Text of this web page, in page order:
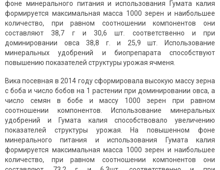
фоне минерального питания и использования Гумата калия
формируется максимальная масса 1000 зерен и наибольшее
количество, при равном соотношении компонентов они
составляют 38,7 г и 30,6 шт. соответственно и при
доминировании овса 38,8 г. и 25,9 шт. Использование
минеральных удобрений и биопрепарата способствуют
повышению показателей структуры урожая ячменя.
Вика посевная в 2014 году сформировала высокую массу зерна
с боба и число бобов на 1 растении при доминировании овса, а
число семян в бобе и массу 1000 зерен при равном
соотношении компонентов. Использование минеральных
удобрений и Гумата калия способствовало увеличению
показателей структуры урожая. На повышенном фоне
минерального питания и использования Гумата калия
формируется максимальная масса 1000 зерен и наибольшее
количество, при равном соотношении компонентов они